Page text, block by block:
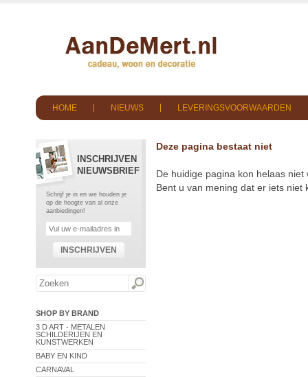
HOME NIEUWS LEVERINGSVOORWAARDEN
INSCHRIJVEN
NIEUWSBRIEF
Schrijf je in en we houden je
op de hoogte van al onze
aanbiedingen!
INSCHRIJVEN
SHOP BY BRAND
3 D ART - METALEN
SCHILDERIJEN EN
KUNSTWERKEN
BABY EN KIND
CARNAVAL
Deze pagina bestaat niet
De huidige pagina kon helaas
Bent u van mening dat er iets